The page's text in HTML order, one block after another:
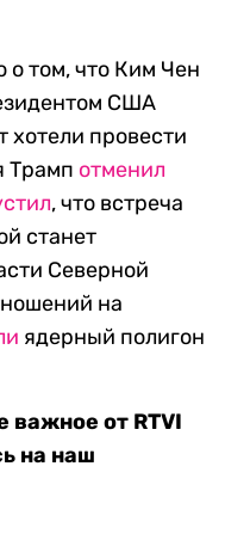
о том, что Ким Чен
США
провести
Трамп отменил
, что встреча
станет
Северной
на
ядерный полигон
важное от RTVI
на наш